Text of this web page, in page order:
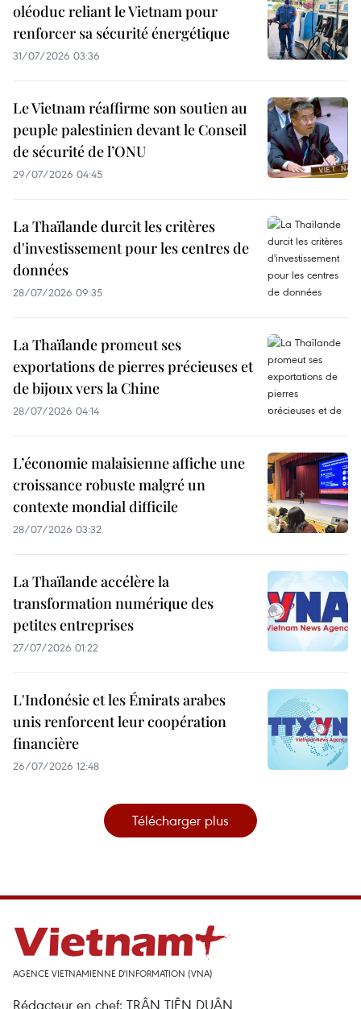
oléoduc reliant le Vietnam pour
renforcer sa sécurité énergétique
31/07/2026 03:36
Le Vietnam réaffirme son soutien au
peuple palestinien devant le Conseil
de sécurité de l’ONU
29/07/2026 04:45
La Thaïlande durcit les critères
d'investissement pour les centres de
données
28/07/2026 09:35
La Thaïlande promeut ses
exportations de pierres précieuses et
de bijoux vers la Chine
28/07/2026 04:14
L’économie malaisienne affiche une
croissance robuste malgré un
contexte mondial difficile
28/07/2026 03:32
La Thaïlande accélère la
transformation numérique des
petites entreprises
27/07/2026 01:22
L'Indonésie et les Émirats arabes
unis renforcent leur coopération
financière
26/07/2026 12:48
Télécharger plus
AGENCE VIETNAMIENNE D'INFORMATION (VNA)
Rédacteur en chef: TRÂN TIÊN DUÂN